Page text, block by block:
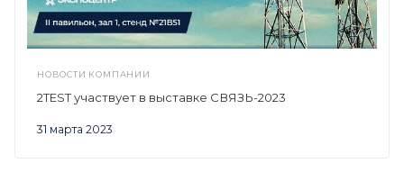
НОВОСТИ КОМПАНИИ
31 марта 2023
2TEST участвует в выставке СВЯЗЬ-2023